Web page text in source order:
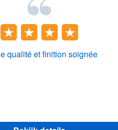
qualité et finition soignée